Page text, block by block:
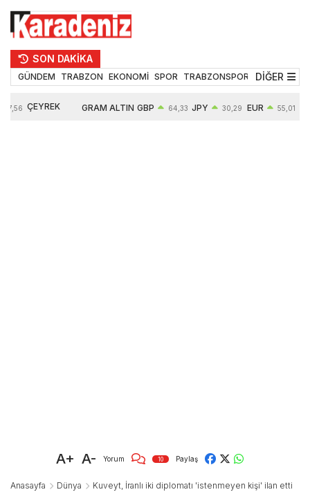
SON DAKİKA
GÜNDEM TRABZON EKONOMİ SPOR TRABZONSPOR TEKNOLOJİ
DİĞER
ÇEYREK GRAM ALTIN GBP 64,33 JPY 30,29 EUR 55,01
A+ A- Yorum 10 Paylaş
Anasayfa Dünya Kuveyt, İranlı iki diplomatı 'istenmeyen kişi' ilan etti